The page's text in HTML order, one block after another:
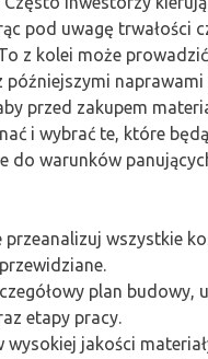
pod uwagę trwałości
z kolei może
późniejszymi
przed zakupem
i wybrać te, które
do warunków
przeanalizuj wszystkie
plan budowy,
etapy pracy.
wysokiej jakości